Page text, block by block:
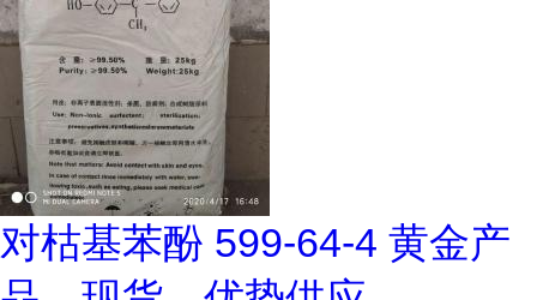
对枯基苯酚 599-64-4 黄金产